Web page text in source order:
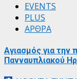
EVENTS
PLUS
ΑΡΘΡΑ
Αγιασμός για την
Πανναυπλιακού